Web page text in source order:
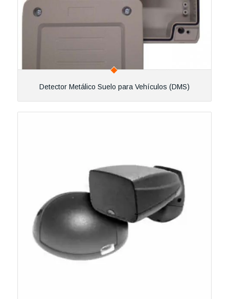
Detector Metálico Suelo para Vehículos (DMS)